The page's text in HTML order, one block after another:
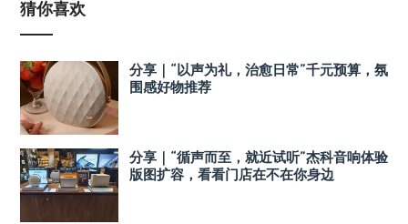
猜你喜欢
分享｜“以声为礼，治愈日常”千元预算，氛
围感好物推荐
分享｜“循声而至，就近试听”杰科音响体验
版图扩容，看看门店在不在你身边